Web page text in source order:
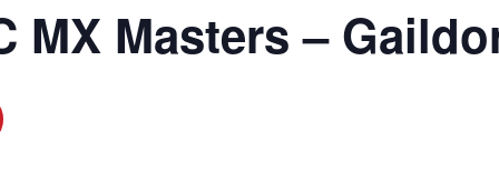
MX Masters –